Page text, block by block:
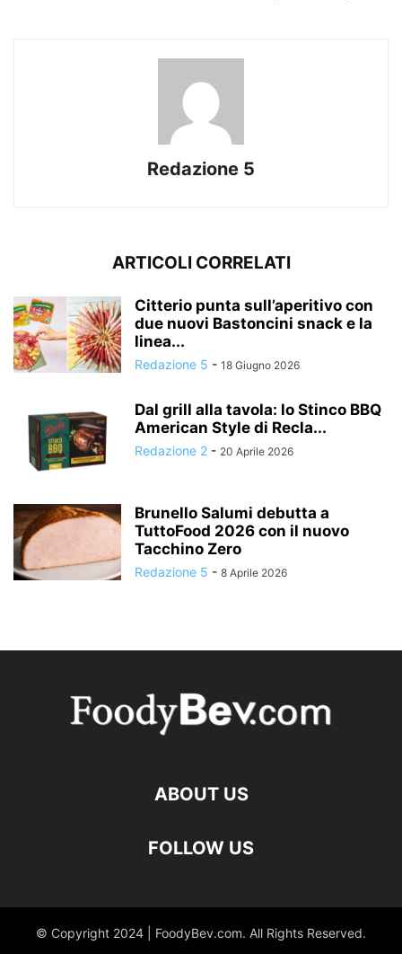
Redazione 5
ARTICOLI CORRELATI
Citterio punta sull’aperitivo con
due nuovi Bastoncini snack e la
linea...
Redazione 5 - 18 Giugno 2026
Dal grill alla tavola: lo Stinco BBQ
American Style di Recla...
Redazione 2 - 20 Aprile 2026
Brunello Salumi debutta a
TuttoFood 2026 con il nuovo
Tacchino Zero
Redazione 5 - 8 Aprile 2026
ABOUT US
FOLLOW US
© Copyright 2024 | FoodyBev.com. All Rights Reserved.